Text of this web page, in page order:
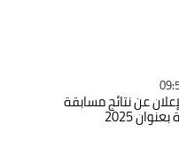
عن نتائج مسابقة
2025